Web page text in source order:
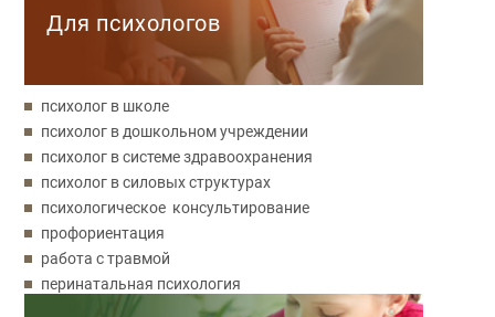
Для психологов
психолог в школе
психолог в дошкольном учреждении
психолог в системе здравоохранения
психолог в силовых структурах
психологическое консультирование
профориентация
работа с травмой
перинатальная психология